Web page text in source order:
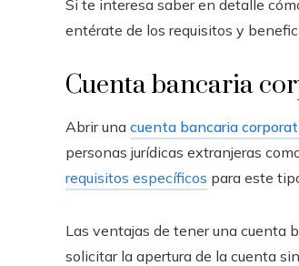
Si te interesa saber en detalle
entérate de los requisitos y
Cuenta bancaria
Abrir una cuenta bancaria
personas jurídicas extranjeras
requisitos específicos para este
Las ventajas de tener una cuenta
solicitar la apertura de la cuenta